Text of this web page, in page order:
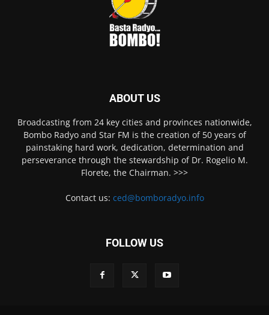
ABOUT US
Broadcasting from 24 key cities and provinces nationwide,
Bombo Radyo and Star FM is the creation of 50 years of
painstaking hard work, dedication, determination and
perseverance through the stewardship of Dr. Rogelio M.
Florete, the Chairman. >>>
Contact us: ced@bomboradyo.info
FOLLOW US